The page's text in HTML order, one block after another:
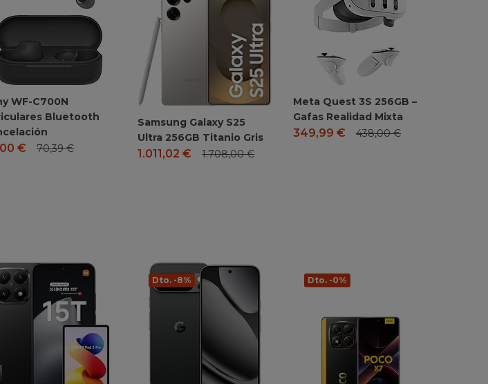
WF-C700N
Bluetooth
€ 70,39€
Samsung Galaxy S25
Ultra 256GB Titanio Gris
1.011,02 € 1.708,00€
Meta Quest 3S 256GB –
Gafas Realidad Mixta
349,99 € 438,00€
Dto. -8% Dto. -0%